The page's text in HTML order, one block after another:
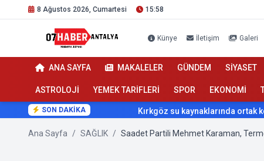
8 Ağustos 2026, Cumartesi 15:58
Künye İletişim Galeri
ANA SAYFA MAKALELER GÜNDEM SİYASET
ASTROLOJİ YEMEK TARİFLERİ SPOR EKONOMİ
SON DAKİKA
Kırkgöz su kaynaklarında ortak koruma seferberliği
Ana Sayfa / SAĞLIK / Saadet Partili Mehmet Karaman,